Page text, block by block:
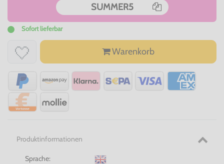
SUMMER5
Sofort lieferbar
Warenkorb
Produktinformationen
Sprache: